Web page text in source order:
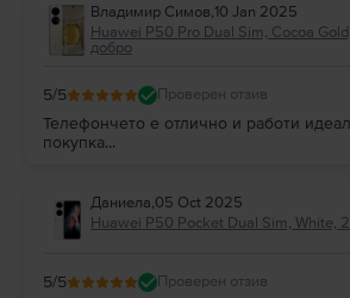
Владимир Симов,10 Jan 2025
Huawei P50 Pro Dual Sim, Cocoa
добро
5/5 Проверен отзив
Телефончето е отлично и работи
покупка...
Даниела,05 Oct 2025
Huawei P50 Pocket Dual Sim, White,
5/5 Проверен отзив